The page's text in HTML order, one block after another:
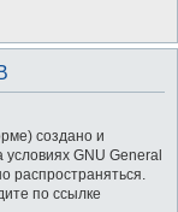
создано и
GNU General
распространяться.
по ссылке